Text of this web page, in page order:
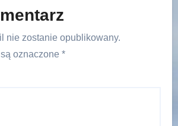
nie zostanie opublikowany.
oznaczone *